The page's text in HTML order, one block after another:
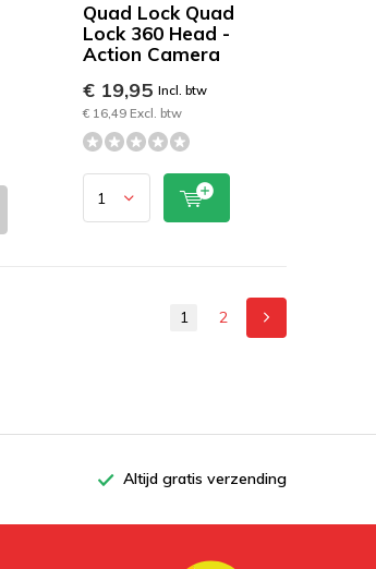
Quad Lock Quad
Lock 360 Head -
Action Camera
€ 19,95 Incl. btw
€ 16,49 Excl. btw
1 2
Altijd gratis verzending